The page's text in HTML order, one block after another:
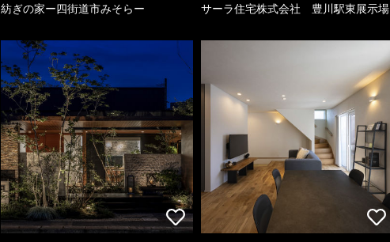
紡ぎの家ー四街道市みそらー サーラ住宅株式会社 豊川駅東展示場